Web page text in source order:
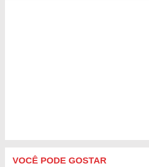
VOCÊ PODE GOSTAR